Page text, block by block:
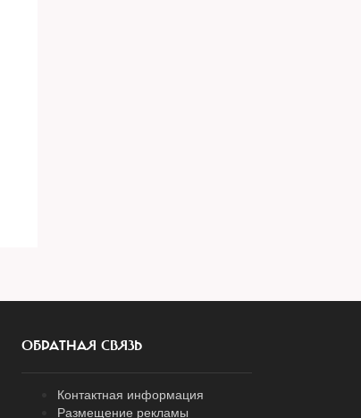
ОБРАТНАЯ СВЯЗЬ
Контактная информация
Размещение рекламы